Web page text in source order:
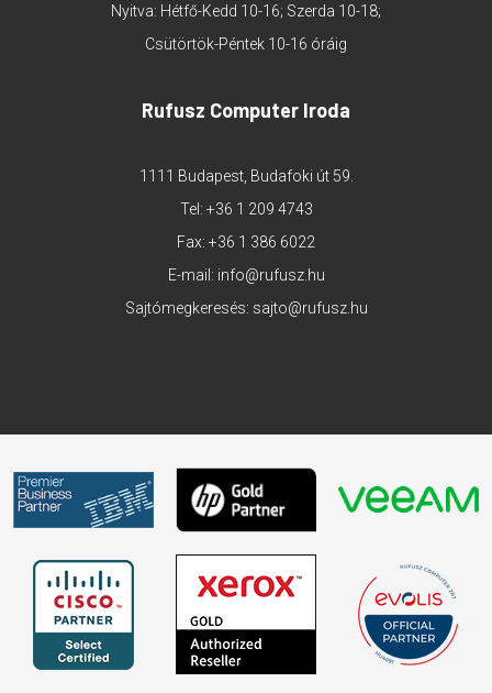
Nyitva: Hétfő-Kedd 10-16; Szerda 10-18;
Csütörtök-Péntek 10-16 óráig
Rufusz Computer Iroda
1111 Budapest, Budafoki út 59.
Tel: +36 1 209 4743
Fax: +36 1 386 6022
E-mail: info@rufusz.hu
Sajtómegkeresés: sajto@rufusz.hu